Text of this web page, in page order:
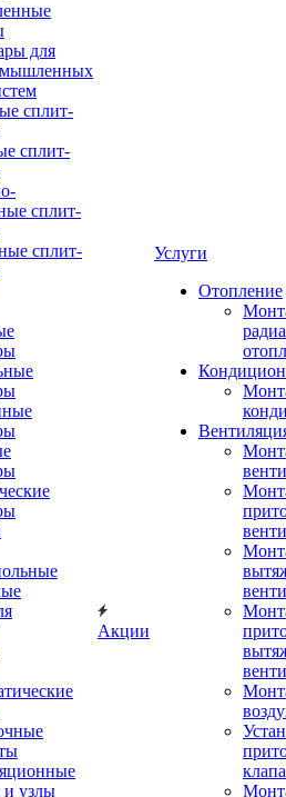
для
сплит-
сплит-
сплит-
сплит-
и узлы
Акции
Услуги
Отопление